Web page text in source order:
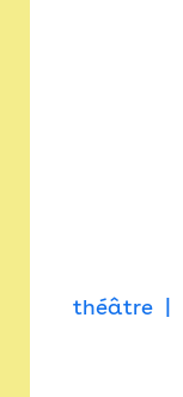
théâtre